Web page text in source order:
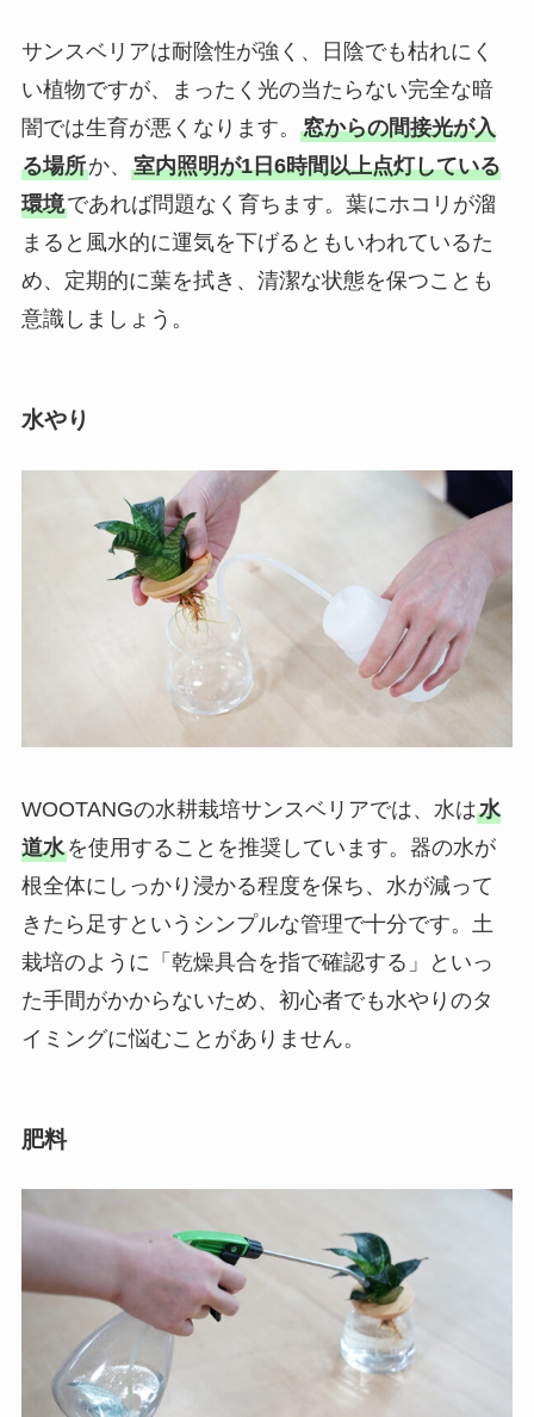
サンスベリアは耐陰性が強く、日陰でも枯れにく
い植物ですが、まったく光の当たらない完全な暗
闇では生育が悪くなります。 窓からの間接光が入
る場所か、 室内照明が1日6時間以上点灯している
環境であれば問題なく育ちます。葉にホコリが溜
まると風水的に運気を下げるともいわれているた
め、定期的に葉を拭き、清潔な状態を保つことも
意識しましょう。
水やり
WOOTANGの水耕栽培サンスベリアでは、水は水
道水を使用することを推奨しています。器の水が
根全体にしっかり浸かる程度を保ち、水が減って
きたら足すというシンプルな管理で十分です。土
栽培のように「乾燥具合を指で確認する」といっ
た手間がかからないため、初心者でも水やりのタ
イミングに悩むことがありません。
肥料